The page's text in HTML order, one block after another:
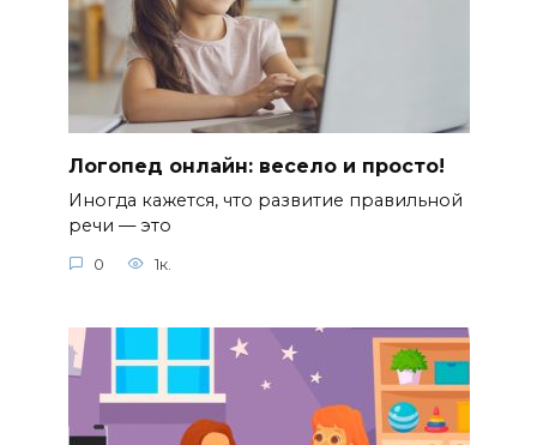
Логопед онлайн: весело и просто!
Иногда кажется, что развитие правильной
речи — это
0 1к.